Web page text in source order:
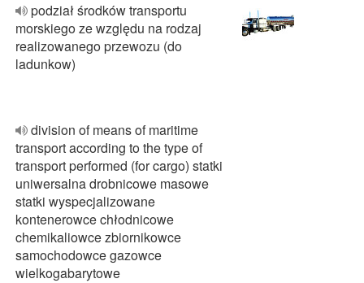
podział środków transportu
morskiego ze względu na rodzaj
realizowanego przewozu (do
ladunkow)
division of means of maritime
transport according to the type of
transport performed (for cargo) statki
uniwersalna drobnicowe masowe
statki wyspecjalizowane
kontenerowce chłodnicowe
chemikaliowce zbiornikowce
samochodowce gazowce
wielkogabarytowe